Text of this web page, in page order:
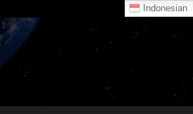
Indonesian